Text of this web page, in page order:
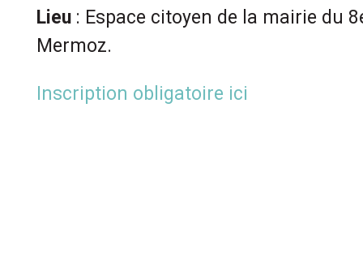
Lieu : Espace citoyen de la mairie du
Mermoz.
Inscription obligatoire ici